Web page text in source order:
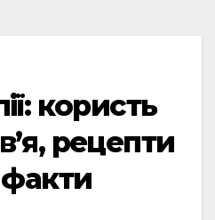
користь
рецепти
факти